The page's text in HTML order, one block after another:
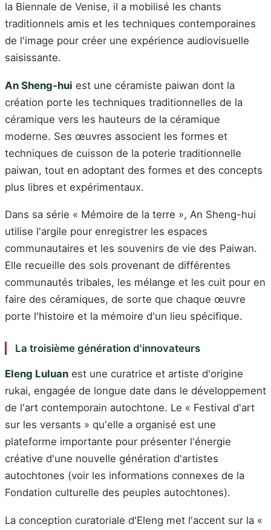
la Biennale de Venise, il a mobilisé les chants
traditionnels amis et les techniques contemporaines
de l'image pour créer une expérience audiovisuelle
saisissante.
An Sheng-hui est une céramiste paiwan dont la
création porte les techniques traditionnelles de la
céramique vers les hauteurs de la céramique
moderne. Ses œuvres associent les formes et
techniques de cuisson de la poterie traditionnelle
paiwan, tout en adoptant des formes et des concepts
plus libres et expérimentaux.
Dans sa série « Mémoire de la terre », An Sheng-hui
utilise l'argile pour enregistrer les espaces
communautaires et les souvenirs de vie des Paiwan.
Elle recueille des sols provenant de différentes
communautés tribales, les mélange et les cuit pour en
faire des céramiques, de sorte que chaque œuvre
porte l'histoire et la mémoire d'un lieu spécifique.
La troisième génération d'innovateurs
Eleng Luluan est une curatrice et artiste d'origine
rukai, engagée de longue date dans le développement
de l'art contemporain autochtone. Le « Festival d'art
sur les versants » qu'elle a organisé est une
plateforme importante pour présenter l'énergie
créative d'une nouvelle génération d'artistes
autochtones (voir les informations connexes de la
Fondation culturelle des peuples autochtones).
La conception curatoriale d'Eleng met l'accent sur la «